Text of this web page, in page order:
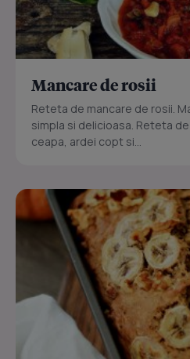
Mancare de rosii
Reteta de mancare de rosii.
simpla si delicioasa. Reteta
ceapa, ardei copt si...